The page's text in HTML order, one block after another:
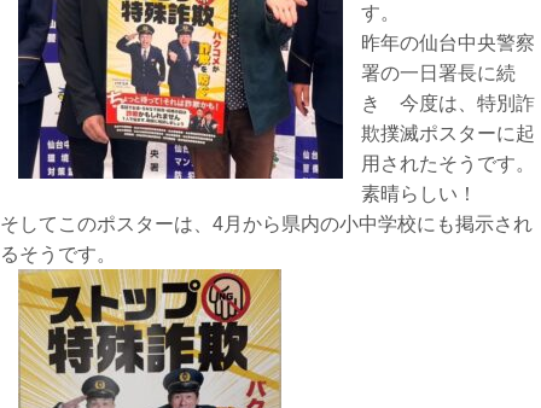
す。
昨年の仙台中央警察
署の一日署長に続
き 今度は、特別詐
欺撲滅ポスターに起
用されたそうです。
素晴らしい！
そしてこのポスターは、4月から県内の小中学校にも掲示され
るそうです。